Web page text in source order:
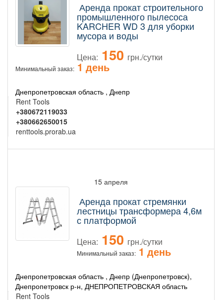
Аренда прокат строительного
промышленного пылесоса
KARCHER WD 3 для уборки
мусора и воды
Цена: 150 грн./сутки
Минимальный заказ: 1 день
Днепропетровская область , Днепр
Rent Tools
+380672119033
+380662650015
renttools.prorab.ua
15 апреля
Аренда прокат стремянки
лестницы трансформера 4,6м
с платформой
Цена: 150 грн./сутки
Минимальный заказ: 1 день
Днепропетровская область , Днепр (Днепропетровск),
Днепропетровск р-н, ДНЕПРОПЕТРОВСКАЯ область
Rent Tools